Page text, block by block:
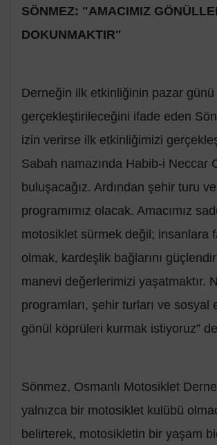
SÖNMEZ: "AMACIMIZ
DOKUNMAKTIR"
Derneğin ilk etkinliğinin pazar günü
gerçekleştirileceğini ifade eden
izin verirse ilk etkinliğimizi
Sabah namazında Habib-i Neccar
buluşacağız. Ardından şehir turu
programımız olacak. Amacımız
motosiklet sürmek değil; insanlara
olmak, kardeşlik bağlarını
manevi değerlerimizi yaşatmaktır.
programları, şehir turları ve sosyal
gönül köprüleri kurmak istiyoruz”
Sönmez, Osmanlı Motosiklet
yalnızca bir motosiklet kulübü
belirterek, motosikletin bir yaşam